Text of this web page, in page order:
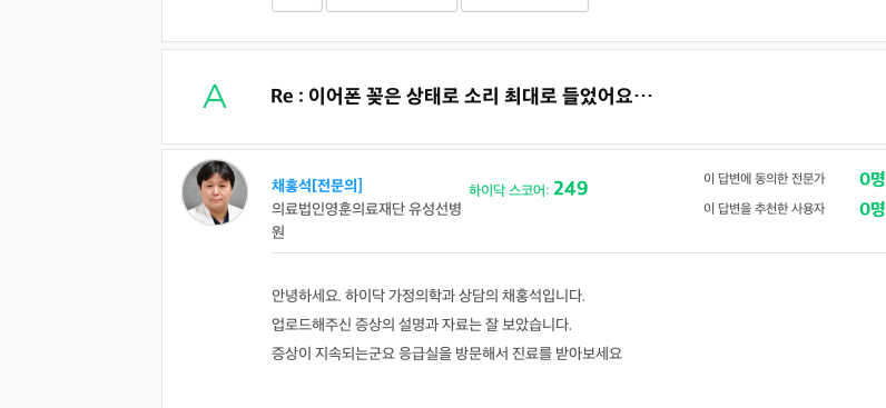
Re : 이어폰 꽂은 상태로 소리 최대로 들었어요…
채홍석[전문의]
의료법인영훈의료재단 유성선병
원
하이닥 스코어: 249 이 답변에 동의한 전문가 0명
이 답변을 추천한 사용자 0명
안녕하세요. 하이닥 가정의학과 상담의 채홍석입니다.
업로드해주신 증상의 설명과 자료는 잘 보았습니다.
증상이 지속되는군요 응급실을 방문해서 진료를 받아보세요